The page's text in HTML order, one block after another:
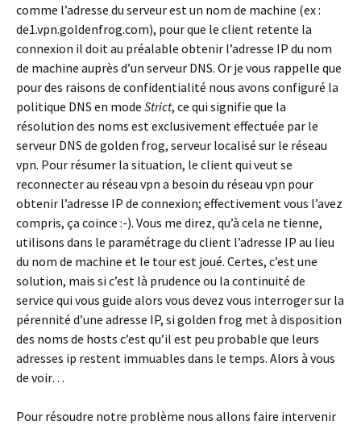
comme l’adresse du serveur est un nom de machine (ex :
de1.vpn.goldenfrog.com), pour que le client retente la
connexion il doit au préalable obtenir l’adresse IP du nom
de machine auprès d’un serveur DNS. Or je vous rappelle que
pour des raisons de confidentialité nous avons configuré la
politique DNS en mode Strict, ce qui signifie que la
résolution des noms est exclusivement effectuée par le
serveur DNS de golden frog, serveur localisé sur le réseau
vpn. Pour résumer la situation, le client qui veut se
reconnecter au réseau vpn a besoin du réseau vpn pour
obtenir l’adresse IP de connexion; effectivement vous l’avez
compris, ça coince :-). Vous me direz, qu’à cela ne tienne,
utilisons dans le paramétrage du client l’adresse IP au lieu
du nom de machine et le tour est joué. Certes, c’est une
solution, mais si c’est là prudence ou la continuité de
service qui vous guide alors vous devez vous interroger sur la
pérennité d’une adresse IP, si golden frog met à disposition
des noms de hosts c’est qu’il est peu probable que leurs
adresses ip restent immuables dans le temps. Alors à vous
de voir…
Pour résoudre notre problème nous allons faire intervenir